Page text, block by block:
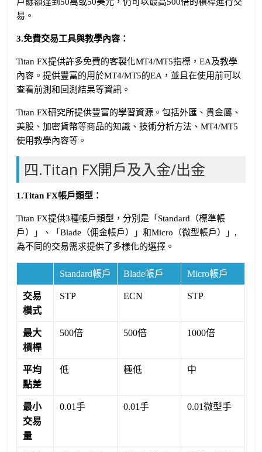
易。
3.免費交易工具與教學內容：
Titan FX提供許多免費的客製化MT4/MT5指標，EA及教學
內容。提供豐富的用於MT4/MT5的EA，並且在使用前可以
查看前測和回測結果等資訊。
Titan FX研究所提供豐富的學習資源。包括外匯、貴金屬、
美股、加密貨幣等商品的知識、技術分析方法、MT4/MT5
使用教學內容等。
四.Titan FX開戶及入金/出金
1.Titan FX帳戶類型：
Titan FX提供3種帳戶類型，分別是「Standard（標準帳
戶）」、「Blade（佣金帳戶）」和Micro（微型帳戶）」,
為不同的交易需求提供了多樣化的選擇。
Standard帳戶 Blade帳戶 Micro帳戶
交易
模式
STP ECN STP
最大
槓桿
500倍 500倍 1000倍
平均
點差
低 極低 中
最小
交易
量
0.01手 0.01手 0.01微型手